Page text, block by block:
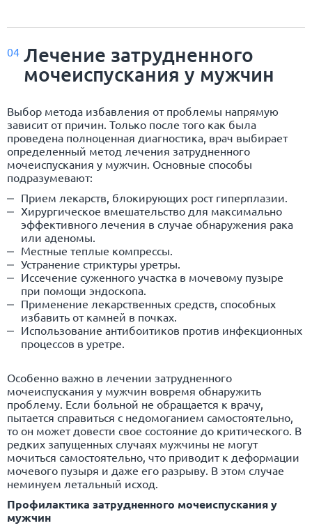
04 Лечение затрудненного
мочеиспускания у мужчин
Выбор метода избавления от проблемы напрямую
зависит от причин. Только после того как была
проведена полноценная диагностика, врач выбирает
определенный метод лечения затрудненного
мочеиспускания у мужчин. Основные способы
подразумевают:
Прием лекарств, блокирующих рост гиперплазии.
Хирургическое вмешательство для максимально
эффективного лечения в случае обнаружения рака
или аденомы.
Местные теплые компрессы.
Устранение стриктуры уретры.
Иссечение суженного участка в мочевому пузыре
при помощи эндоскопа.
Применение лекарственных средств, способных
избавить от камней в почках.
Использование антибоитиков против инфекционных
процессов в уретре.
Особенно важно в лечении затрудненного
мочеиспускания у мужчин вовремя обнаружить
проблему. Если больной не обращается к врачу,
пытается справиться с недомоганием самостоятельно,
то он может довести свое состояние до критического. В
редких запущенных случаях мужчины не могут
мочиться самостоятельно, что приводит к деформации
мочевого пузыря и даже его разрыву. В этом случае
неминуем летальный исход.
Профилактика затрудненного мочеиспускания у
мужчин